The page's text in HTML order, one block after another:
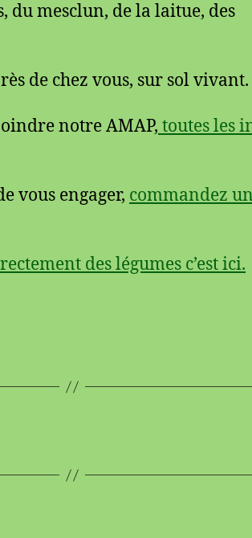
du mesclun, de la laitue, des
de chez vous, sur sol vivant.
notre AMAP, toutes les
vous engager, commandez un
des légumes c’est ici.